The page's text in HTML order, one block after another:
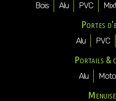
Bois Alu PVC
Portes
Alu PVC
Portails &
Alu